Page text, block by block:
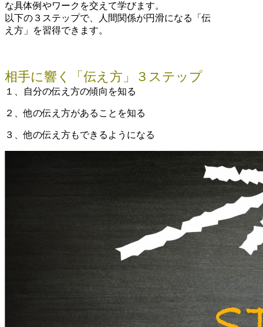
な具体例やワークを交えて学びます。
以下の３ステップで、人間関係が円滑になる「伝
え方」を習得できます。
相手に響く「伝え方」３ステップ
１、自分の伝え方の傾向を知る
２、他の伝え方があることを知る
３、他の伝え方もできるようになる